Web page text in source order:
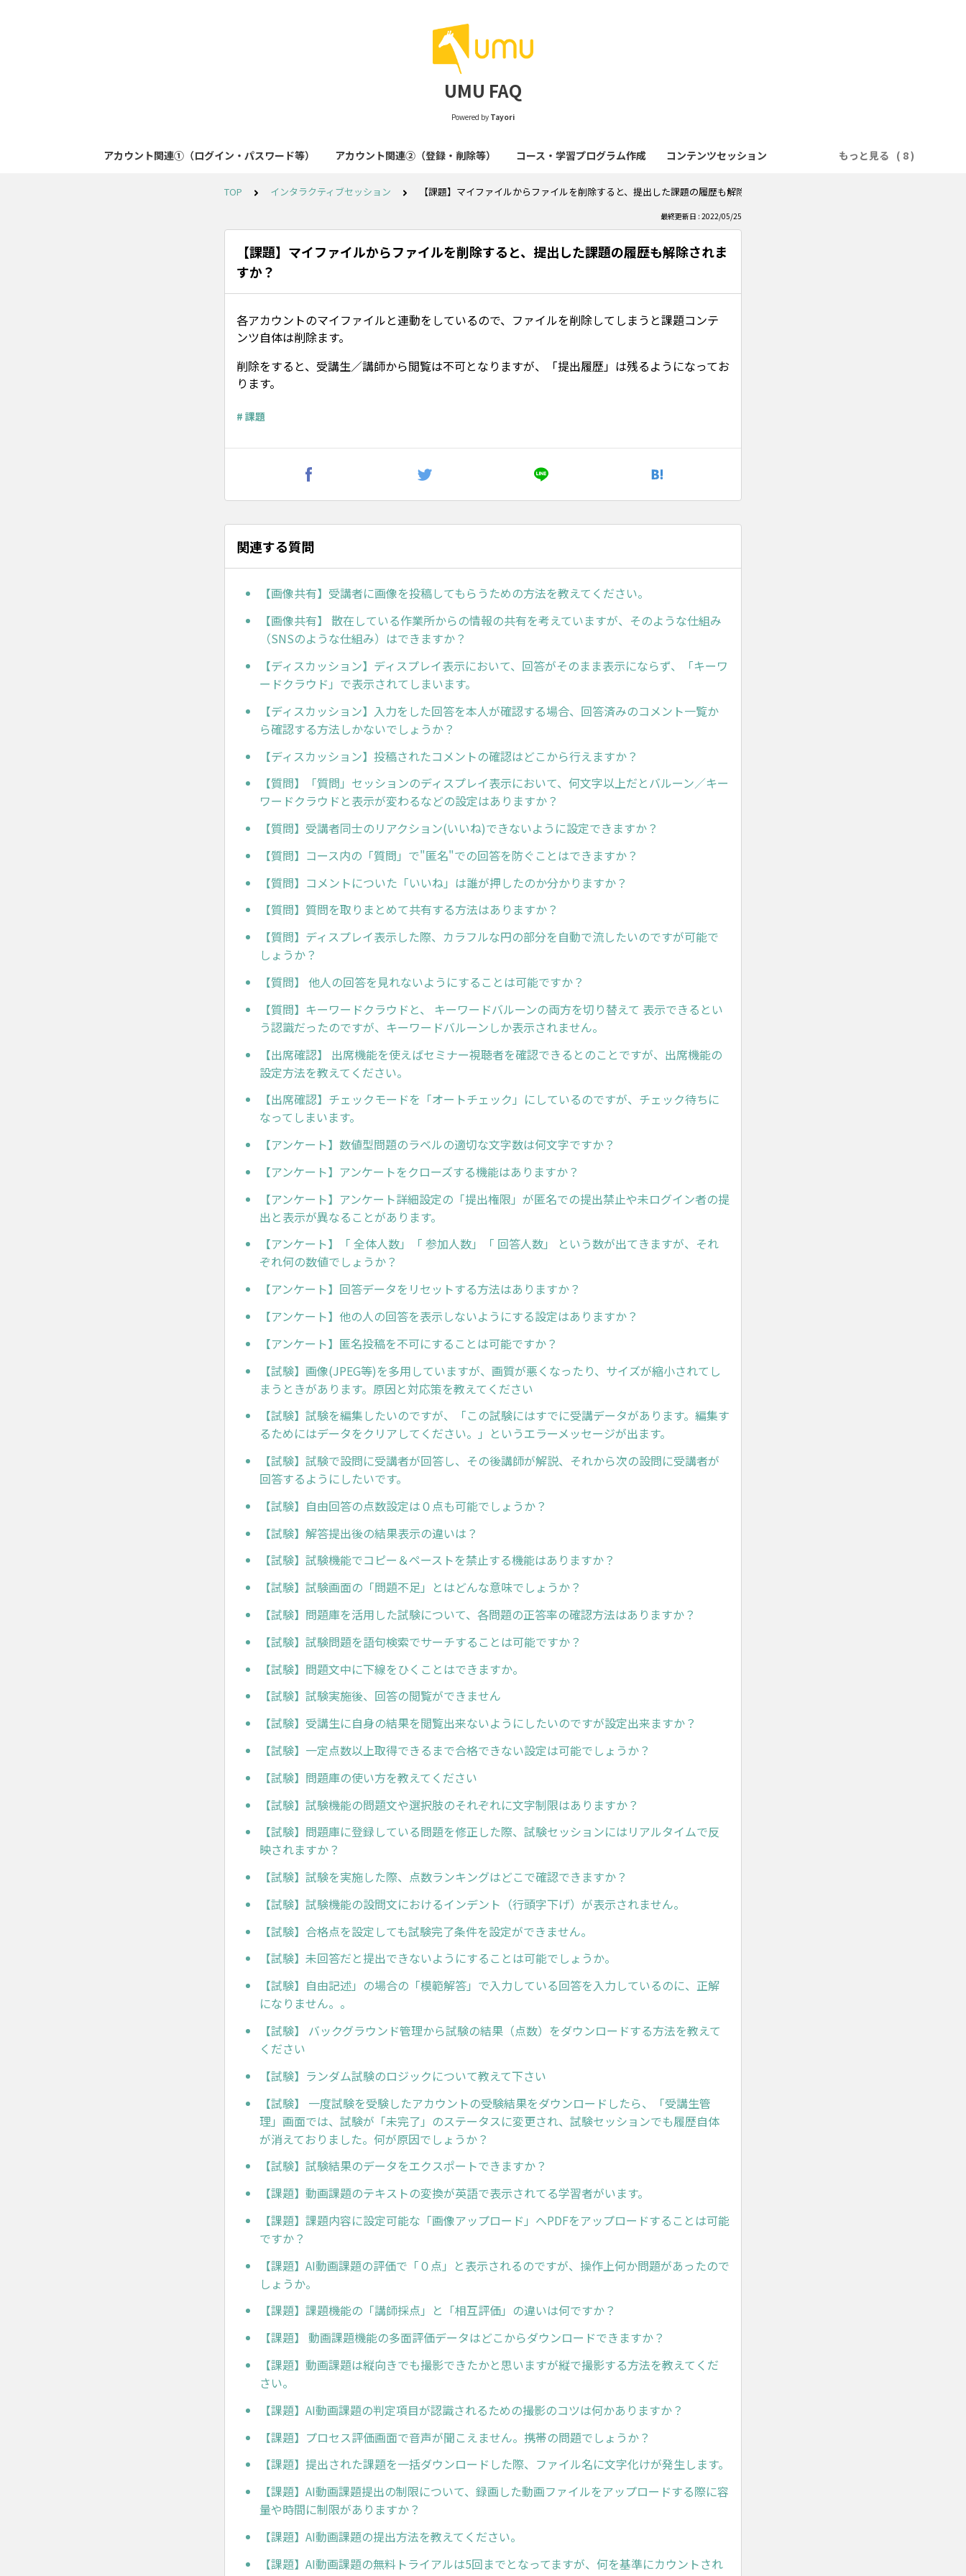
UMU FAQ
Powered by Tayori
アカウント関連①（ログイン・パスワード等） アカウント関連②（登録・削除等） コース・学習プログラム作成 コンテンツセッション もっと見る
TOP インタラクティブセッション 【課題】マイファイルからファイルを削除すると、提出した課題の履歴も解除されますか？
最終更新日 : 2022/05/25
【課題】マイファイルからファイルを削除すると、提出した課題の履歴も解除されま
すか？
各アカウントのマイファイルと連動をしているので、ファイルを削除してしまうと課題コンテ
ンツ自体は削除ます。
削除をすると、受講生／講師から閲覧は不可となりますが、「提出履歴」は残るようになってお
ります。
# 課題
関連する質問
【画像共有】受講者に画像を投稿してもらうための方法を教えてください。
【画像共有】 散在している作業所からの情報の共有を考えていますが、そのような仕組み
（SNSのような仕組み）はできますか？
【ディスカッション】ディスプレイ表示において、回答がそのまま表示にならず、「キーワ
ードクラウド」で表示されてしまいます。
【ディスカッション】入力をした回答を本人が確認する場合、回答済みのコメント一覧か
ら確認する方法しかないでしょうか？
【ディスカッション】投稿されたコメントの確認はどこから行えますか？
【質問】「質問」セッションのディスプレイ表示において、何文字以上だとバルーン／キー
ワードクラウドと表示が変わるなどの設定はありますか？
【質問】受講者同士のリアクション(いいね)できないように設定できますか？
【質問】コース内の「質問」で"匿名"での回答を防ぐことはできますか？
【質問】コメントについた「いいね」は誰が押したのか分かりますか？
【質問】質問を取りまとめて共有する方法はありますか？
【質問】ディスプレイ表示した際、カラフルな円の部分を自動で流したいのですが可能で
しょうか？
【質問】 他人の回答を見れないようにすることは可能ですか？
【質問】キーワードクラウドと、 キーワードバルーンの両方を切り替えて 表示できるとい
う認識だったのですが、キーワードバルーンしか表示されません。
【出席確認】 出席機能を使えばセミナー視聴者を確認できるとのことですが、出席機能の
設定方法を教えてください。
【出席確認】チェックモードを「オートチェック」にしているのですが、チェック待ちに
なってしまいます。
【アンケート】数値型問題のラベルの適切な文字数は何文字ですか？
【アンケート】アンケートをクローズする機能はありますか？
【アンケート】アンケート詳細設定の「提出権限」が匿名での提出禁止や未ログイン者の提
出と表示が異なることがあります。
【アンケート】「 全体人数」「 参加人数」「 回答人数」 という数が出てきますが、それ
ぞれ何の数値でしょうか？
【アンケート】回答データをリセットする方法はありますか？
【アンケート】他の人の回答を表示しないようにする設定はありますか？
【アンケート】匿名投稿を不可にすることは可能ですか？
【試験】画像(JPEG等)を多用していますが、画質が悪くなったり、サイズが縮小されてし
まうときがあります。原因と対応策を教えてください
【試験】試験を編集したいのですが、「この試験にはすでに受講データがあります。編集す
るためにはデータをクリアしてください。」というエラーメッセージが出ます。
【試験】試験で設問に受講者が回答し、その後講師が解説、それから次の設問に受講者が
回答するようにしたいです。
【試験】自由回答の点数設定は０点も可能でしょうか？
【試験】解答提出後の結果表示の違いは？
【試験】試験機能でコピー＆ペーストを禁止する機能はありますか？
【試験】試験画面の「問題不足」とはどんな意味でしょうか？
【試験】問題庫を活用した試験について、各問題の正答率の確認方法はありますか？
【試験】試験問題を語句検索でサーチすることは可能ですか？
【試験】問題文中に下線をひくことはできますか。
【試験】試験実施後、回答の閲覧ができません
【試験】受講生に自身の結果を閲覧出来ないようにしたいのですが設定出来ますか？
【試験】一定点数以上取得できるまで合格できない設定は可能でしょうか？
【試験】問題庫の使い方を教えてください
【試験】試験機能の問題文や選択肢のそれぞれに文字制限はありますか？
【試験】問題庫に登録している問題を修正した際、試験セッションにはリアルタイムで反
映されますか？
【試験】試験を実施した際、点数ランキングはどこで確認できますか？
【試験】試験機能の設問文におけるインデント（行頭字下げ）が表示されません。
【試験】合格点を設定しても試験完了条件を設定ができません。
【試験】未回答だと提出できないようにすることは可能でしょうか。
【試験】自由記述」の場合の「模範解答」で入力している回答を入力しているのに、正解
になりません。。
【試験】 バックグラウンド管理から試験の結果（点数）をダウンロードする方法を教えて
ください
【試験】ランダム試験のロジックについて教えて下さい
【試験】 一度試験を受験したアカウントの受験結果をダウンロードしたら、「受講生管
理」画面では、試験が「未完了」のステータスに変更され、試験セッションでも履歴自体
が消えておりました。何が原因でしょうか？
【試験】試験結果のデータをエクスポートできますか？
【課題】動画課題のテキストの変換が英語で表示されてる学習者がいます。
【課題】課題内容に設定可能な「画像アップロード」へPDFをアップロードすることは可能
ですか？
【課題】AI動画課題の評価で「０点」と表示されるのですが、操作上何か問題があったので
しょうか。
【課題】課題機能の「講師採点」と「相互評価」の違いは何ですか？
【課題】 動画課題機能の多面評価データはどこからダウンロードできますか？
【課題】動画課題は縦向きでも撮影できたかと思いますが縦で撮影する方法を教えてくだ
さい。
【課題】AI動画課題の判定項目が認識されるための撮影のコツは何かありますか？
【課題】プロセス評価画面で音声が聞こえません。携帯の問題でしょうか？
【課題】提出された課題を一括ダウンロードした際、ファイル名に文字化けが発生します。
【課題】AI動画課題提出の制限について、録画した動画ファイルをアップロードする際に容
量や時間に制限がありますか？
【課題】AI動画課題の提出方法を教えてください。
【課題】AI動画課題の無料トライアルは5回までとなってますが、何を基準にカウントされ